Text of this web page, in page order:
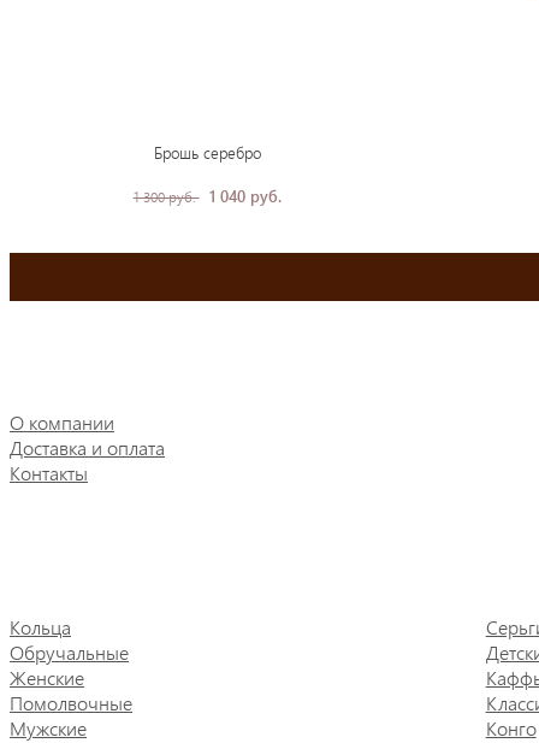
Брошь серебро
1 300 руб. 1 040 руб.
О компании
Доставка и оплата
Контакты
Кольца
Обручальные
Женские
Помолвочные
Мужские
Конго